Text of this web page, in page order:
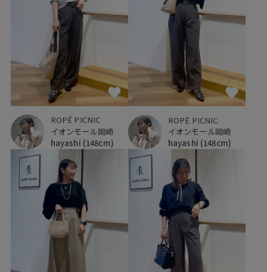
ROPÉ PICNIC
イオンモール岡崎
hayashi (148cm)
ROPÉ PICNIC
イオンモール岡崎
hayashi (148cm)